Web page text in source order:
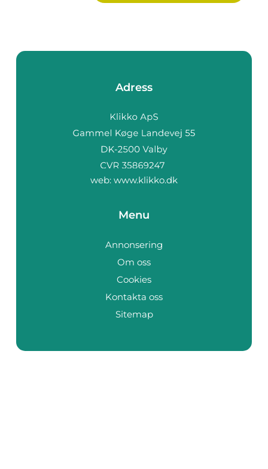
Adress
web: www.klikko.dk
Menu
Annonsering
Om oss
Cookies
Kontakta oss
Sitemap